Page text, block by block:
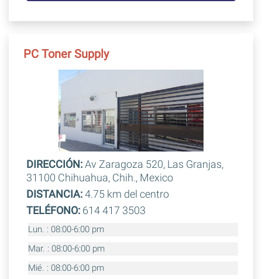
PC Toner Supply
DIRECCIÓN:Av Zaragoza 520, Las Granjas,
31100 Chihuahua, Chih., Mexico
DISTANCIA:4.75 km del centro
TELÉFONO:614 417 3503
Lun. : 08:00-6:00 pm
Mar. : 08:00-6:00 pm
Mié. : 08:00-6:00 pm